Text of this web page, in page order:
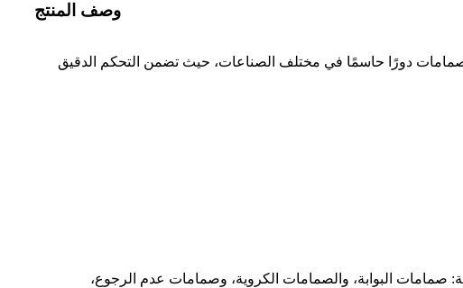
وصف المنتج
دورًا حاسمًا في مختلف الصناعات، حيث تضمن التحكم الدقيق
صمامات البوابة، والصمامات الكروية، وصمامات عدم الرجوع،